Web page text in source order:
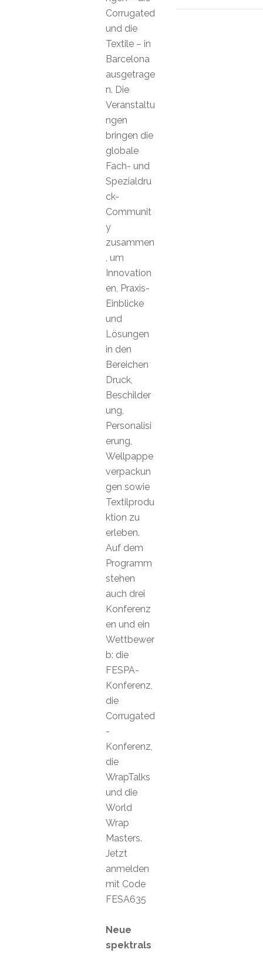
Corrugated
und die
Textile – in
Barcelona
ausgetrage
n. Die
Veranstaltu
ngen
bringen die
globale
Fach- und
Spezialdru
ck-
Communit
y
zusammen
, um
Innovation
en, Praxis-
Einblicke
und
Lösungen
in den
Bereichen
Druck,
Beschilder
ung,
Personalisi
erung,
Wellpappe
verpackun
gen sowie
Textilprodu
ktion zu
erleben.
Auf dem
Programm
stehen
auch drei
Konferenz
en und ein
Wettbewer
b: die
FESPA-
Konferenz,
die
Corrugated
-
Konferenz,
die
WrapTalks
und die
World
Wrap
Masters.
Jetzt
anmelden
mit Code
FESA635
Neue
spektrals